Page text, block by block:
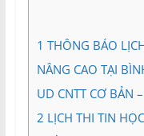
1 THÔNG BÁO
NÂNG CAO TẠI
UD CNTT CƠ BẢN
2 LỊCH THI TIN